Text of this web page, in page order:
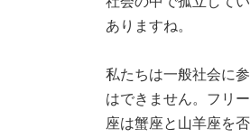
ありますね。
私たちは一般社会に
はできません。フリ
座は蟹座と山羊座を